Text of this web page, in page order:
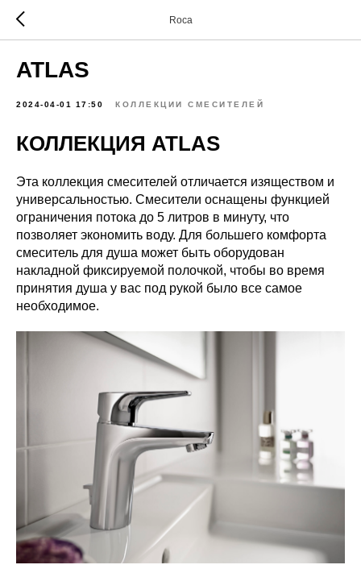
Roca
ATLAS
2024-04-01 17:50 КОЛЛЕКЦИИ СМЕСИТЕЛЕЙ
КОЛЛЕКЦИЯ ATLAS
Эта коллекция смесителей отличается изяществом и
универсальностью. Смесители оснащены функцией
ограничения потока до 5 литров в минуту, что
позволяет экономить воду. Для большего комфорта
смеситель для душа может быть оборудован
накладной фиксируемой полочкой, чтобы во время
принятия душа у вас под рукой было все самое
необходимое.